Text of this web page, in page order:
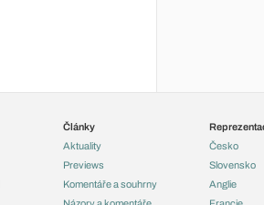
Články
Aktuality
Previews
Komentáře a souhrny
Česko
Slovensko
Anglie